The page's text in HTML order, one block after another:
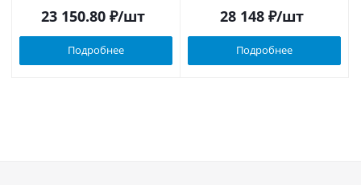
23 150.80 ₽/шт
Подробнее
28 148₽/шт
Подробнее